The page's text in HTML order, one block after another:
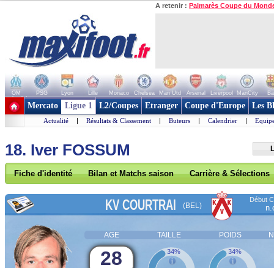
A retenir : Palmarès Coupe du
OM PSG Lyon Lille Monaco Chelsea Man Utd Arsenal Liverpool ManCity
+ de clubs
Mercato Ligue 1 L2/Coupes Etranger Coupe d'Europe Les
Actualité | Résultats & Classement | Buteurs | Calendrier |
18. Iver FOSSUM
Fiche d'identité Bilan et Matchs saison Carrière & Sélections
KV COURTRAI (BEL)
Début
AGE TAILLE POIDS
28 34% 34%